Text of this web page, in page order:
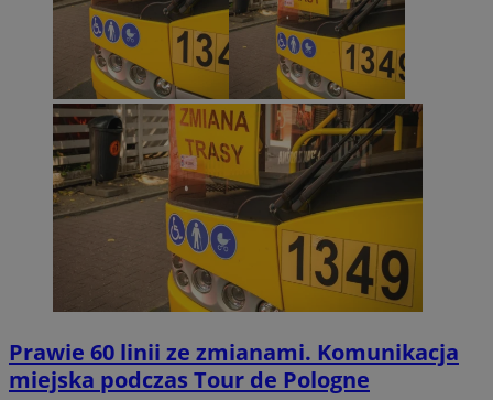
Prawie 60 linii ze zmianami. Komunikacja
miejska podczas Tour de Pologne